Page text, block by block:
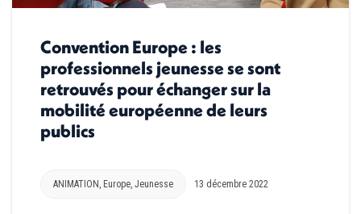
Convention Europe : les
professionnels jeunesse se sont
retrouvés pour échanger sur la
mobilité européenne de leurs
publics
ANIMATION , Europe, Jeunesse 13 décembre 2022